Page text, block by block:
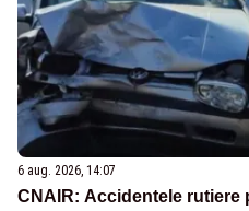
6 aug. 2026, 14:07
CNAIR: Accidentele rutiere